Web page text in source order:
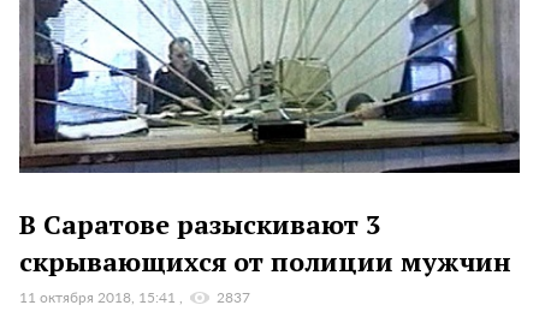
В Саратове разыскивают 3
скрывающихся от полиции мужчин
11 октября 2018, 15:41 2837